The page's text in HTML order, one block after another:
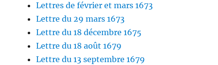
Lettres de février et mars 1673
Lettre du 29 mars 1673
Lettre du 18 décembre 1675
Lettre du 18 août 1679
Lettre du 13 septembre 1679